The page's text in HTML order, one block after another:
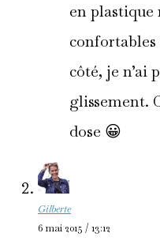
en plastique
côté, je n’ai
glissement.
dose 😀
Gilberte
6 mai 2015 / 13:12